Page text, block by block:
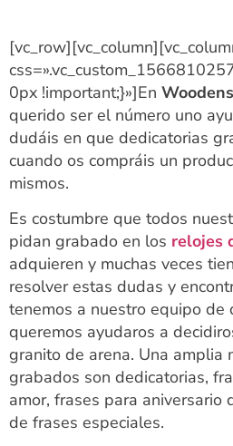
0px !important;}»]En
querido ser el número uno
dudáis en que dedicatorias
cuando os compráis un
mismos.
Es costumbre que todos
pidan grabado en los relojes
adquieren y muchas veces
resolver estas dudas y
tenemos a nuestro equipo de
queremos ayudaros a
granito de arena. Una amplia
grabados son dedicatorias,
amor, frases para aniversario
de frases especiales.